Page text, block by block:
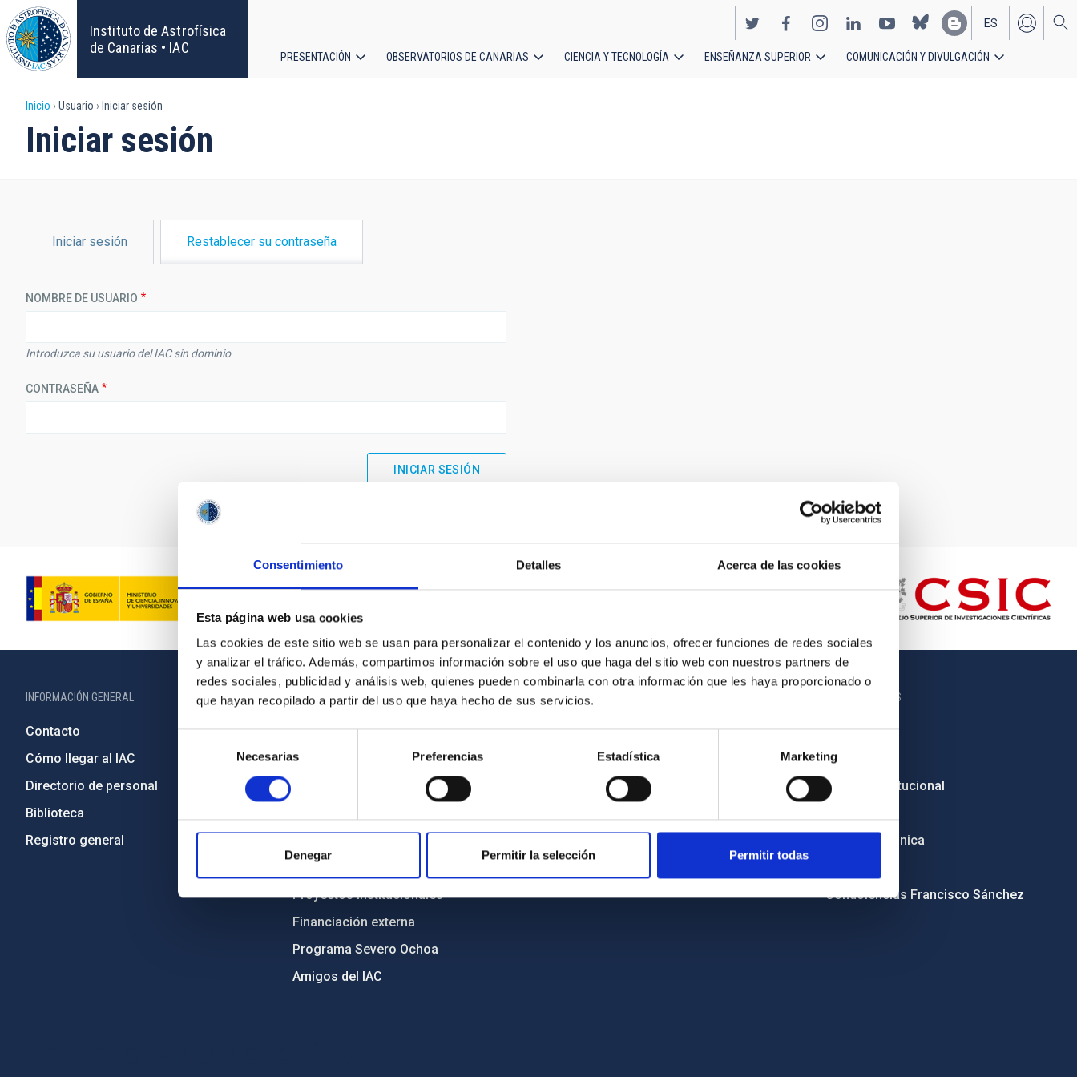
Consentimiento Detalles Acerca de las cookies
Esta página web usa cookies
Las cookies de este sitio web se usan para personalizar el contenido y los anuncios, ofrecer funciones de redes sociales
y analizar el tráfico. Además, compartimos información sobre el uso que haga del sitio web con nuestros partners de
redes sociales, publicidad y análisis web, quienes pueden combinarla con otra información que les haya proporcionado o
que hayan recopilado a partir del uso que haya hecho de sus servicios.
consentimiento
Necesarias Preferencias Estadística Marketing
Denegar Permitir la selección Permitir todas
Pasar
al
contenido
principal
Instituto de Astrofísica
de Canarias • IAC
EN
ES
PRESENTACIÓN OBSERVATORIOS DE CANARIAS CIENCIA Y TECNOLOGÍA ENSEÑANZA SUPERIOR COMUNICACIÓN Y DIVULGACIÓN
Sobrescribir
enlaces
ayuda
a
la
Inicio Usuario Iniciar sesión
Iniciar sesión
PRINCIPALES
Iniciar sesión Restablecer su contraseña
NOMBRE DE USUARIO
Introduzca su usuario del IAC sin dominio
CONTRASEÑA
INFORMACIÓN GENERAL
Contacto
Cómo llegar al IAC
Directorio de personal
Biblioteca
Registro general
INFORMACIÓN INSTITUCIONAL
Legislación
Transparencia
Código ético y política antifraude
Medio Ambiente y Sostenibilidad
Proyectos institucionales
Financiación externa
Programa Severo Ochoa
Amigos del IAC
PORTAL DEL IAC
Mapa web
Políticas de privacidad
Aviso legal
OTROS ENLACES
Empleo
Licitaciones
Imagen institucional
Sede electrónica
Condolencias Francisco Sánchez